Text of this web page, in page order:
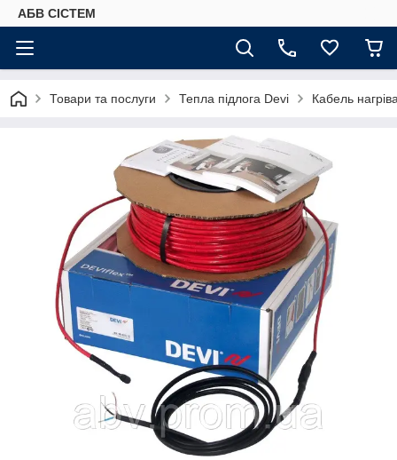
АБВ СІСТЕМ
Товари та послуги Тепла підлога Devi Кабель